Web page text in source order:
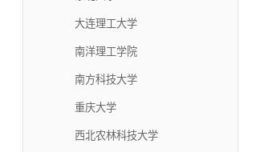
大连理工大学
南洋理工学院
南方科技大学
重庆大学
西北农林科技大学